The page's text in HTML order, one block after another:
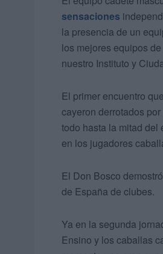
sensaciones
la presencia de un
los mejores equipos
nuestro Instituto y
El primer encuentro
cayeron derrotados
todo hasta la mitad del
en los jugadores
El Don Bosco
de España de clubes.
Ya en la segunda
Ensino y los caballas